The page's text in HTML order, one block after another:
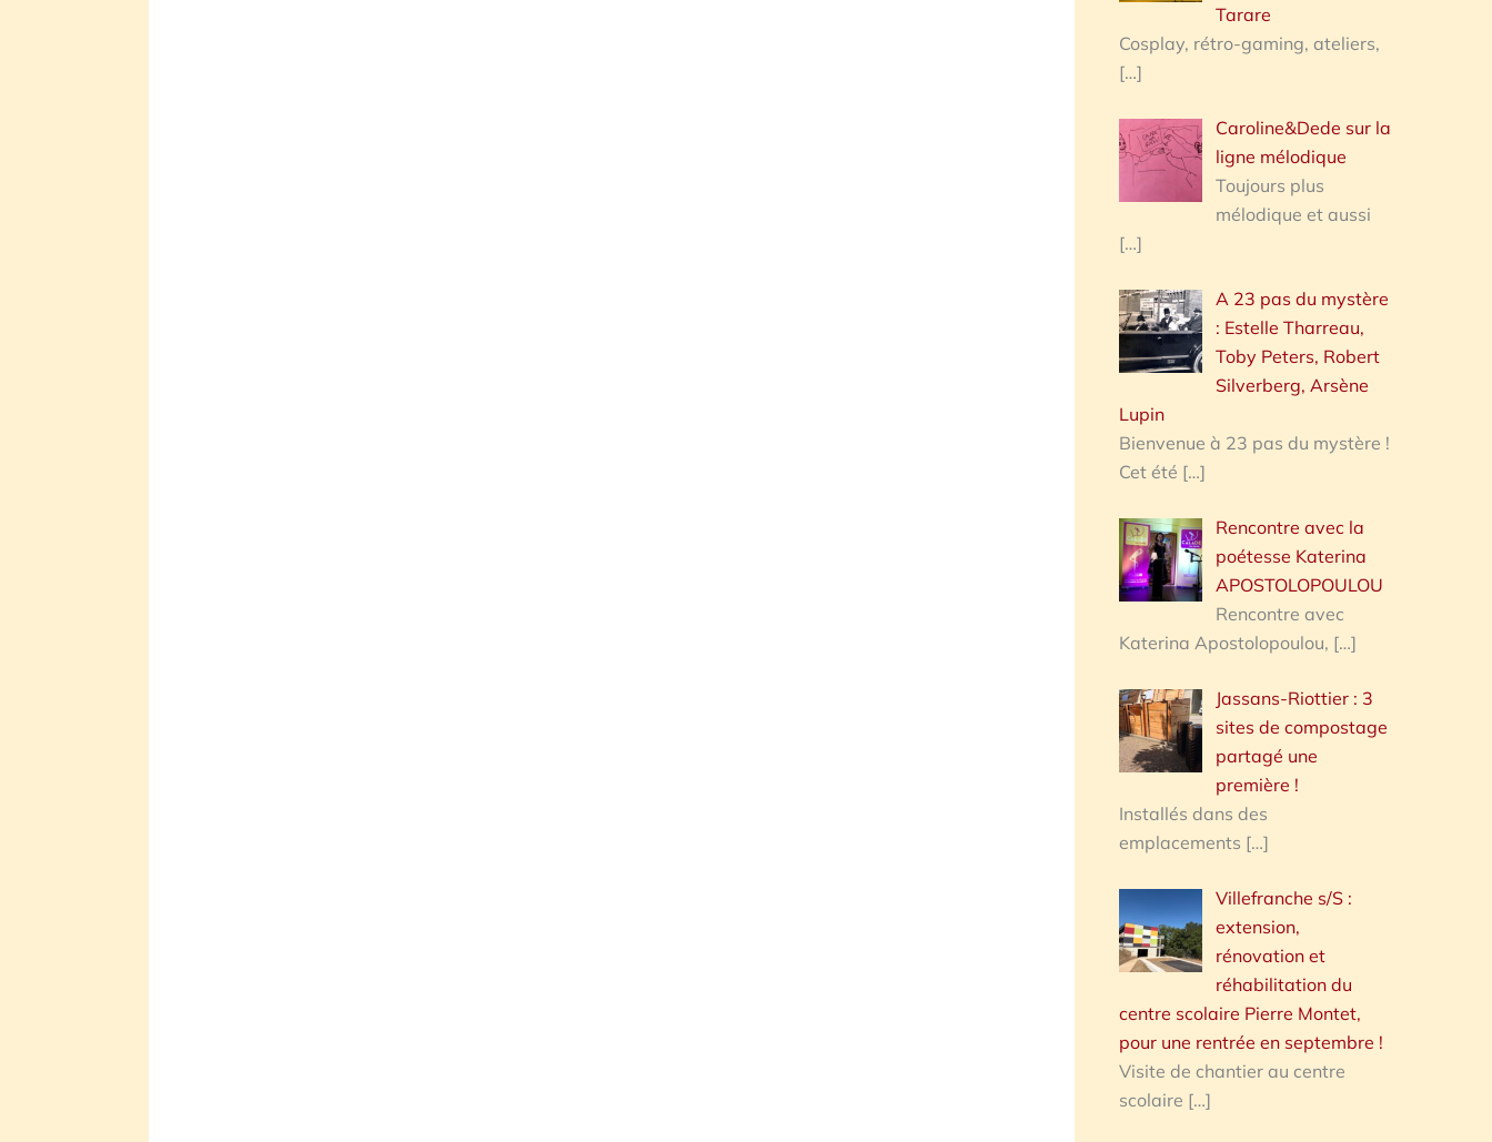
Tarare
Cosplay, rétro-gaming, ateliers,
[…]
Caroline&Dede sur la
ligne mélodique
Toujours plus
mélodique et aussi
[…]
A 23 pas du mystère
: Estelle Tharreau,
Toby Peters, Robert
Silverberg, Arsène
Lupin
Bienvenue à 23 pas du mystère !
Cet été […]
Rencontre avec la
poétesse Katerina
APOSTOLOPOULOU
Rencontre avec
Katerina Apostolopoulou, […]
Jassans-Riottier : 3
sites de compostage
partagé une
première !
Installés dans des
emplacements […]
Villefranche s/S :
extension,
rénovation et
réhabilitation du
centre scolaire Pierre Montet,
pour une rentrée en septembre !
Visite de chantier au centre
scolaire […]